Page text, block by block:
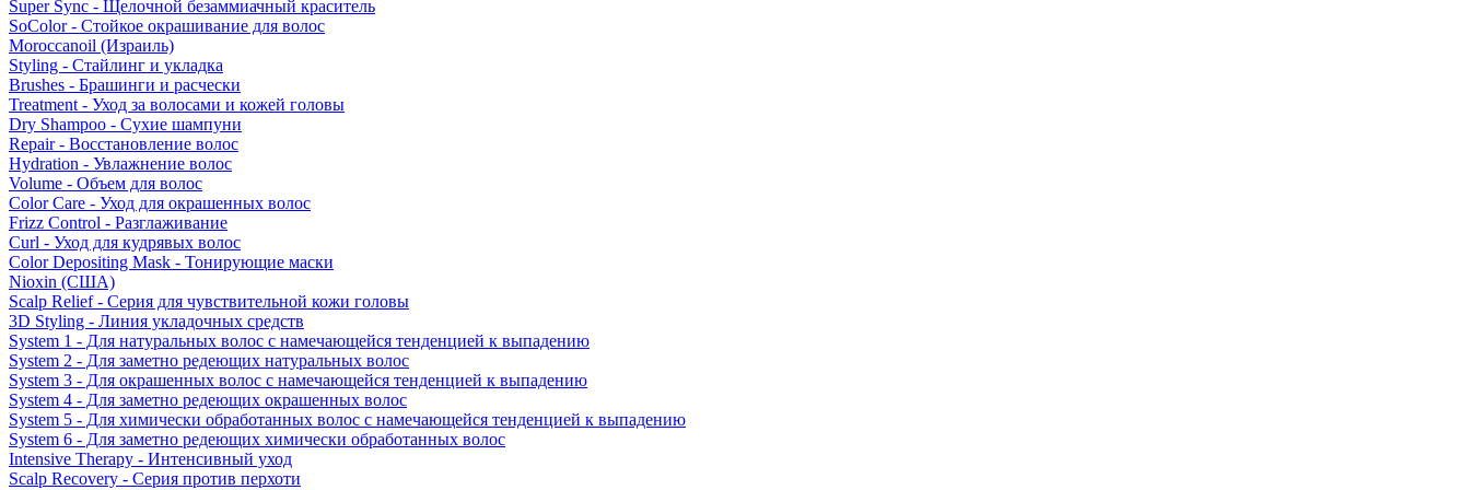
Super Sync - Щелочной безаммиачный краситель
SoColor - Стойкое окрашивание для волос
Moroccanoil (Израиль)
Styling - Стайлинг и укладка
Brushes - Брашинги и расчески
Treatment - Уход за волосами и кожей головы
Dry Shampoo - Сухие шампуни
Repair - Восстановление волос
Hydration - Увлажнение волос
Volume - Объем для волос
Color Care - Уход для окрашенных волос
Frizz Control - Разглаживание
Curl - Уход для кудрявых волос
Color Depositing Mask - Тонирующие маски
Nioxin (США)
Scalp Relief - Серия для чувствительной кожи головы
3D Styling - Линия укладочных средств
System 1 - Для натуральных волос с намечающейся тенденцией к выпадению
System 2 - Для заметно редеющих натуральных волос
System 3 - Для окрашенных волос с намечающейся тенденцией к выпадению
System 4 - Для заметно редеющих окрашенных волос
System 5 - Для химически обработанных волос с намечающейся тенденцией к выпадению
System 6 - Для заметно редеющих химически обработанных волос
Intensive Therapy - Интенсивный уход
Scalp Recovery - Серия против перхоти